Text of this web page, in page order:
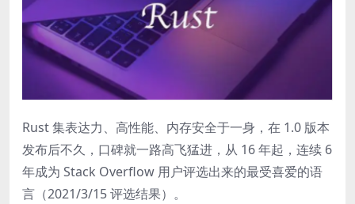
Rust 集表达力、高性能、内存安全于一身，在 1.0 版本
发布后不久，口碑就一路高飞猛进，从 16 年起，连续 6
年成为 Stack Overflow 用户评选出来的最受喜爱的语
言（2021/3/15 评选结果）。